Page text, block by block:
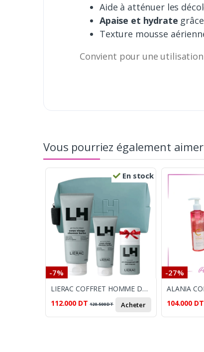
Aide à atténuer les
Apaise et hydrate
Texture mousse
Convient pour une
Vous pourriez également aimer
En stock
-7%
LIERAC COFFRET HOMME DEO GRAT
112.000 DT 120.500DT Acheter
-27%
104.000 DT